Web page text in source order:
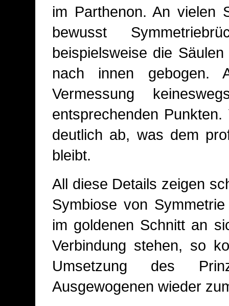
im Parthenon. An vielen
bewusst
beispielsweise die
nach innen gebogen.
Vermessung
entsprechenden
deutlich ab, was dem
bleibt.
All diese Details zeigen
Symbiose von
im goldenen Schnitt an
Verbindung stehen, so
Umsetzung des
Ausgewogenen wieder